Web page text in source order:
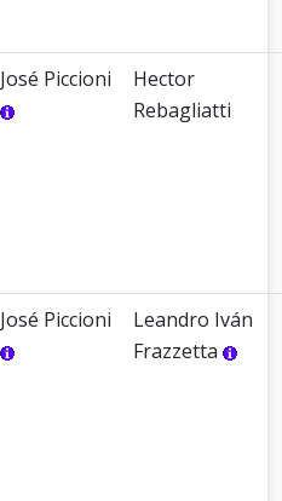
José Piccioni
Hector
Rebagliatti
José Piccioni
Leandro Iván
Frazzetta